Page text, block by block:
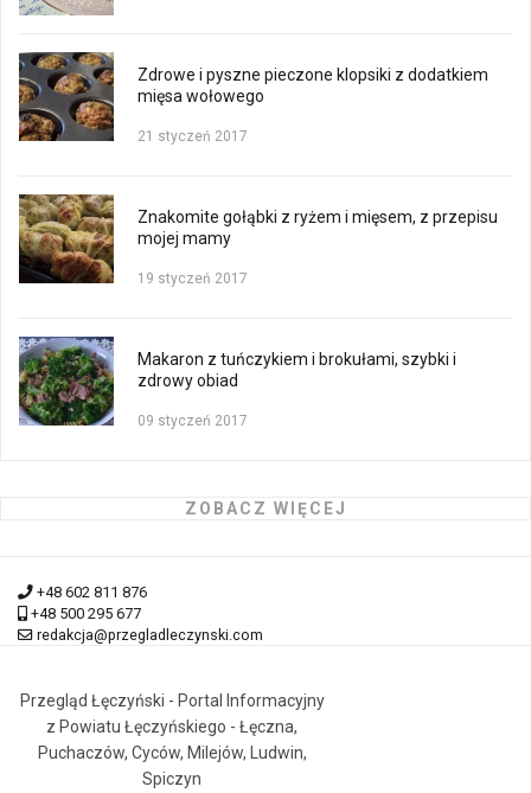
Zdrowe i pyszne pieczone klopsiki z dodatkiem
mięsa wołowego
21 styczeń 2017
Znakomite gołąbki z ryżem i mięsem, z przepisu
mojej mamy
19 styczeń 2017
Makaron z tuńczykiem i brokułami, szybki i
zdrowy obiad
09 styczeń 2017
ZOBACZ WIĘCEJ
+48 602 811 876
+48 500 295 677
redakcja@przegladleczynski.com
Przegląd Łęczyński - Portal Informacyjny
z Powiatu Łęczyńskiego - Łęczna,
Puchaczów, Cyców, Milejów, Ludwin,
Spiczyn